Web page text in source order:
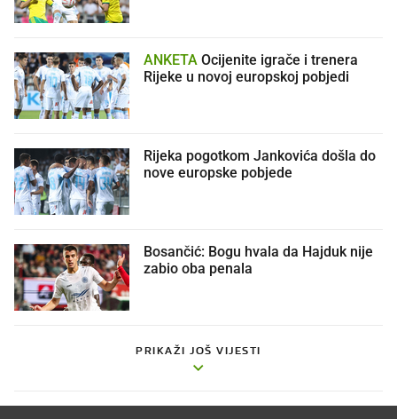
ANKETA
Rijeke u novoj europskoj pobjedi
Rijeka pogotkom Jankovića došla do
nove europske pobjede
Bosančić: Bogu hvala da Hajduk nije
zabio oba penala
PRIKAŽI JOŠ VIJESTI